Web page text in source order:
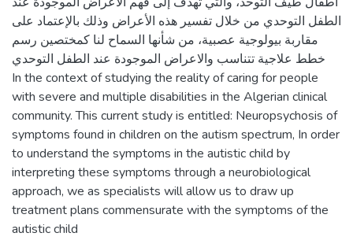
الطفل التوحدي من خلال تفسير هذه الأعراض وذلك بالإعتماد على
مقاربة بيولوجية عصبية، من شأنها السماح لنا كمختصين رسم
خطط علاجية تتناسب والاعراض الموجودة عند الطفل التوحدي
In the context of studying the reality of caring for people
with severe and multiple disabilities in the Algerian clinical
community. This current study is entitled: Neuropsychosis of
symptoms found in children on the autism spectrum, In order
to understand the symptoms in the autistic child by
interpreting these symptoms through a neurobiological
approach, we as specialists will allow us to draw up
treatment plans commensurate with the symptoms of the
autistic child